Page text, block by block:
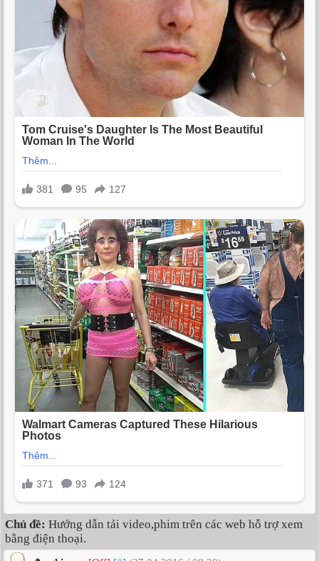
Chủ đề: Hướng dẫn tải video,phim trên các web hỗ trợ xem
bằng điện thoại.